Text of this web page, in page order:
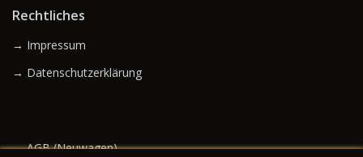
Rechtliches
→ Impressum
→ Datenschutzerklärung
→ AGB (Neuwagen)